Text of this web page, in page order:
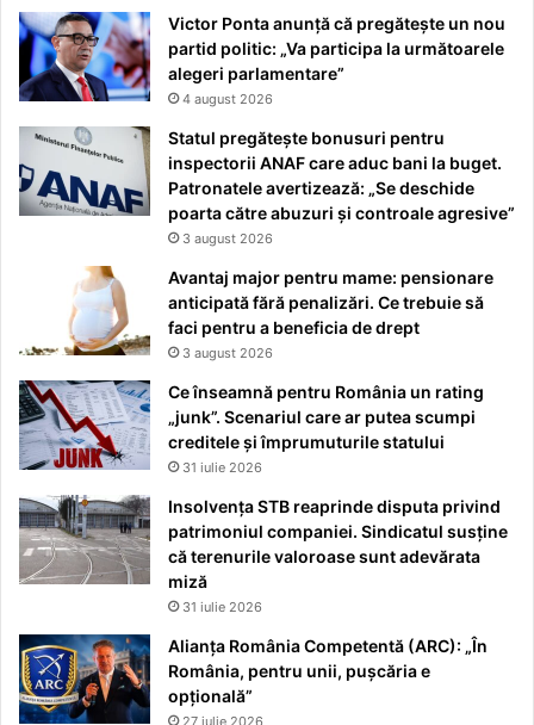
Victor Ponta anunță că pregătește un nou
partid politic: „Va participa la următoarele
alegeri parlamentare”
4 august 2026
Statul pregătește bonusuri pentru
inspectorii ANAF care aduc bani la buget.
Patronatele avertizează: „Se deschide
poarta către abuzuri și controale agresive”
3 august 2026
Avantaj major pentru mame: pensionare
anticipată fără penalizări. Ce trebuie să
faci pentru a beneficia de drept
3 august 2026
Ce înseamnă pentru România un rating
„junk”. Scenariul care ar putea scumpi
creditele și împrumuturile statului
31 iulie 2026
Insolvența STB reaprinde disputa privind
patrimoniul companiei. Sindicatul susține
că terenurile valoroase sunt adevărata
miză
31 iulie 2026
Alianța România Competentă (ARC): „În
România, pentru unii, pușcăria e
opțională”
27 iulie 2026